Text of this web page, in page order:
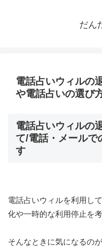
だん
電話占いウィルの
や電話占いの選び
電話占いウィルの
て/電話・メールで
す
電話占いウィルを利用し
化や一時的な利用停止を
そんなときに気になるの